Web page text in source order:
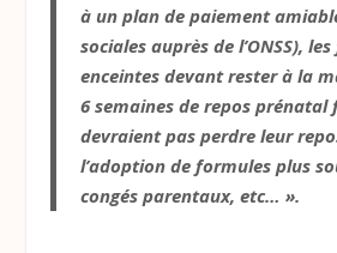
à un plan de paiement
sociales auprès de l’ONSS),
enceintes devant rester à la
6 semaines de repos
devraient pas perdre leur
l’adoption de formules plus
congés parentaux, etc… ».